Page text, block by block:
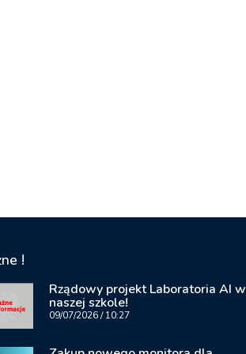
!
Rządowy projekt Laboratoria AI w
naszej szkole!
09/07/202610:27